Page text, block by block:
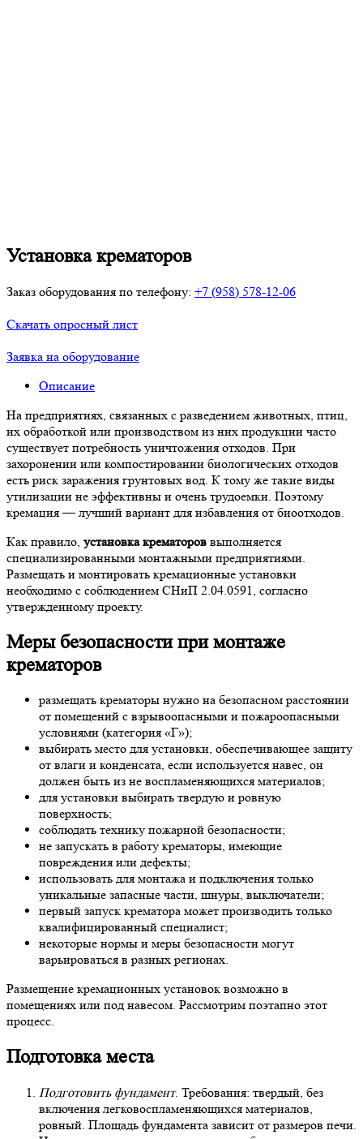
Установка крематоров
Заказ оборудования по телефону: +7 (958) 578-12-06
Скачать опросный лист
Заявка на оборудование
Описание
На предприятиях, связанных с разведением животных, птиц,
их обработкой или производством из них продукции часто
существует потребность уничтожения отходов. При
захоронении или компостировании биологических отходов
есть риск заражения грунтовых вод. К тому же такие виды
утилизации не эффективны и очень трудоемки. Поэтому
кремация — лучший вариант для избавления от биоотходов.
Как правило, установка крематоров выполняется
специализированными монтажными предприятиями.
Размещать и монтировать кремационные установки
необходимо с соблюдением СНиП 2.04.0591, согласно
утвержденному проекту.
Меры безопасности при монтаже
крематоров
размещать крематоры нужно на безопасном расстоянии
от помещений с взрывоопасными и пожароопасными
условиями (категория «Г»);
выбирать место для установки, обеспечивающее защиту
от влаги и конденсата, если используется навес, он
должен быть из не воспламеняющихся материалов;
для установки выбирать твердую и ровную
поверхность;
соблюдать технику пожарной безопасности;
не запускать в работу крематоры, имеющие
повреждения или дефекты;
использовать для монтажа и подключения только
уникальные запасные части, шнуры, выключатели;
первый запуск крематора может производить только
квалифицированный специалист;
некоторые нормы и меры безопасности могут
варьироваться в разных регионах.
Размещение кремационных установок возможно в
помещениях или под навесом. Рассмотрим поэтапно этот
процесс.
Подготовка места
Подготовить фундамент. Требования: твердый, без
включения легковоспламеняющихся материалов,
ровный. Площадь фундамента зависит от размеров печи.